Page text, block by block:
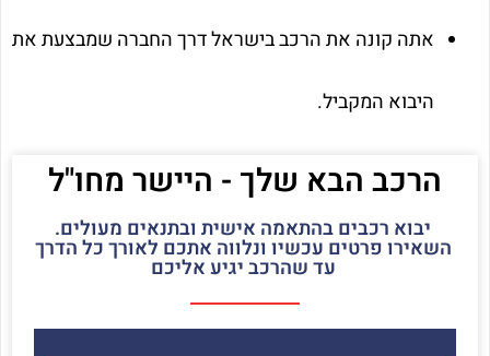
אתה קונה את הרכב בישראל דרך החברה שמבצעת את
היבוא המקביל.
הרכב הבא שלך - היישר מחו"ל
יבוא רכבים בהתאמה אישית ובתנאים מעולים.
השאירו פרטים עכשיו ונלווה אתכם לאורך כל הדרך
עד שהרכב יגיע אליכם